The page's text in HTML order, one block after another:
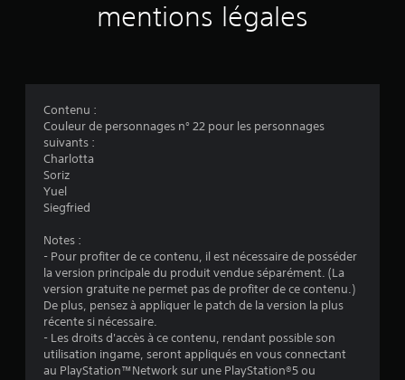
s
é
t
o
i
mentions légales
Contenu :
Couleur de personnages n° 22 pour les personnages
suivants :
Charlotta
Soriz
Yuel
Siegfried
Notes :
- Pour profiter de ce contenu, il est nécessaire de posséder
la version principale du produit vendue séparément. (La
version gratuite ne permet pas de profiter de ce contenu.)
De plus, pensez à appliquer le patch de la version la plus
récente si nécessaire.
- Les droits d'accès à ce contenu, rendant possible son
utilisation ingame, seront appliqués en vous connectant
au PlayStation™Network sur une PlayStation®5 ou